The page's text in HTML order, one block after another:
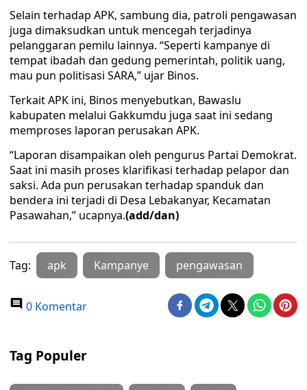
Selain terhadap APK, sambung dia, patroli pengawasan
juga dimaksudkan untuk mencegah terjadinya
pelanggaran pemilu lainnya. “Seperti kampanye di
tempat ibadah dan gedung pemerintah, politik uang,
mau pun politisasi SARA,” ujar Binos.
Terkait APK ini, Binos menyebutkan, Bawaslu
kabupaten melalui Gakkumdu juga saat ini sedang
memproses laporan perusakan APK.
“Laporan disampaikan oleh pengurus Partai Demokrat.
Saat ini masih proses klarifikasi terhadap pelapor dan
saksi. Ada pun perusakan terhadap spanduk dan
bendera ini terjadi di Desa Lebakanyar, Kecamatan
Pasawahan,” ucapnya.(add/dan)
Tag: apk Kampanye pengawasan
0 Komentar
Tag Populer